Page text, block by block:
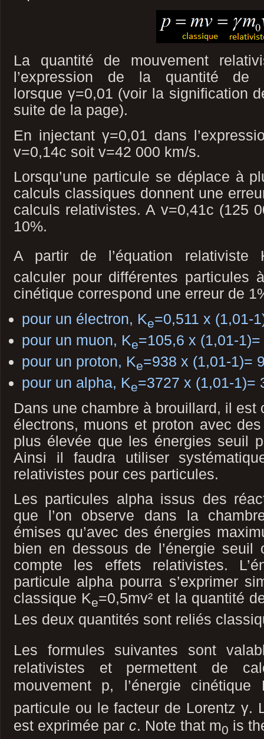
La quantité de mouvement
l’expression de la quantité de
lorsque γ=0,01 (voir la signification
suite de la page).
En injectant γ=0,01 dans
v=0,14c soit v=42 000 km/s.
Lorsqu’une particule se déplace à
calculs classiques donnent une
calculs relativistes. A v=0,41c (125
10%.
A partir de l’équation relativiste
calculer pour différentes particules
cinétique correspond une erreur de
pour un électron, Ke=0,511 x (1,01-
pour un muon, Ke=105,6 x (1,01-
pour un proton, Ke=938 x (1,01-1)=
pour un alpha, Ke=3727 x (1,01-1)=
Dans une chambre à brouillard, il est
électrons, muons et proton avec
plus élevée que les énergies seuil
Ainsi il faudra utiliser
relativistes pour ces particules.
Les particules alpha issus des
que l’on observe dans la
émises qu’avec des énergies
bien en dessous de l’énergie seuil
compte les effets relativistes.
particule alpha pourra s’exprimer
classique Ke=0,5mv² et la quantité
Les deux quantités sont reliés
Les formules suivantes sont
relativistes et permettent de
mouvement p, l’énergie cinétique
particule ou le facteur de Lorentz γ.
est exprimée par c. Note that m0 is